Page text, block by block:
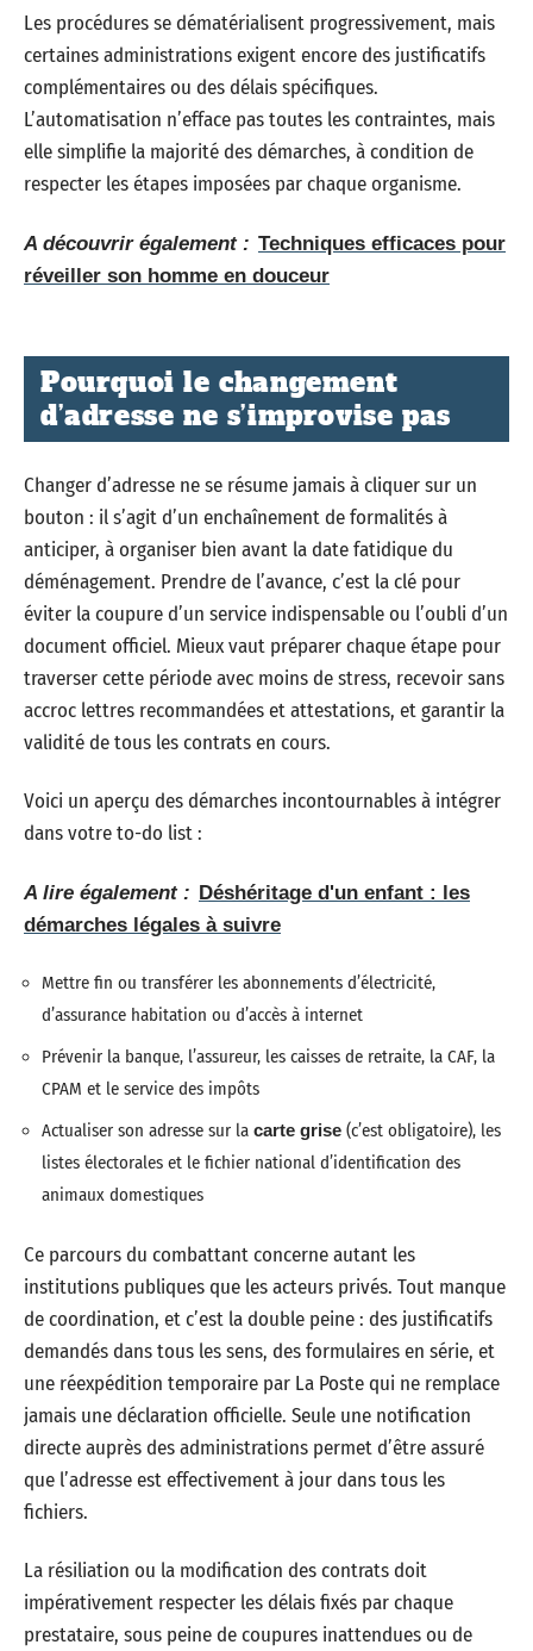
Les procédures se dématérialisent progressivement, mais
certaines administrations exigent encore des justificatifs
complémentaires ou des délais spécifiques.
L’automatisation n’efface pas toutes les contraintes, mais
elle simplifie la majorité des démarches, à condition de
respecter les étapes imposées par chaque organisme.
A découvrir également : Techniques efficaces pour
réveiller son homme en douceur
Pourquoi le changement
d’adresse ne s’improvise pas
Changer d’adresse ne se résume jamais à cliquer sur un
bouton : il s’agit d’un enchaînement de formalités à
anticiper, à organiser bien avant la date fatidique du
déménagement. Prendre de l’avance, c’est la clé pour
éviter la coupure d’un service indispensable ou l’oubli d’un
document officiel. Mieux vaut préparer chaque étape pour
traverser cette période avec moins de stress, recevoir sans
accroc lettres recommandées et attestations, et garantir la
validité de tous les contrats en cours.
Voici un aperçu des démarches incontournables à intégrer
dans votre to-do list :
A lire également : Déshéritage d'un enfant : les
démarches légales à suivre
Mettre fin ou transférer les abonnements d’électricité,
d’assurance habitation ou d’accès à internet
Prévenir la banque, l’assureur, les caisses de retraite, la CAF, la
CPAM et le service des impôts
Actualiser son adresse sur la carte grise (c’est obligatoire), les
listes électorales et le fichier national d’identification des
animaux domestiques
Ce parcours du combattant concerne autant les
institutions publiques que les acteurs privés. Tout manque
de coordination, et c’est la double peine : des justificatifs
demandés dans tous les sens, des formulaires en série, et
une réexpédition temporaire par La Poste qui ne remplace
jamais une déclaration officielle. Seule une notification
directe auprès des administrations permet d’être assuré
que l’adresse est effectivement à jour dans tous les
fichiers.
La résiliation ou la modification des contrats doit
impérativement respecter les délais fixés par chaque
prestataire, sous peine de coupures inattendues ou de